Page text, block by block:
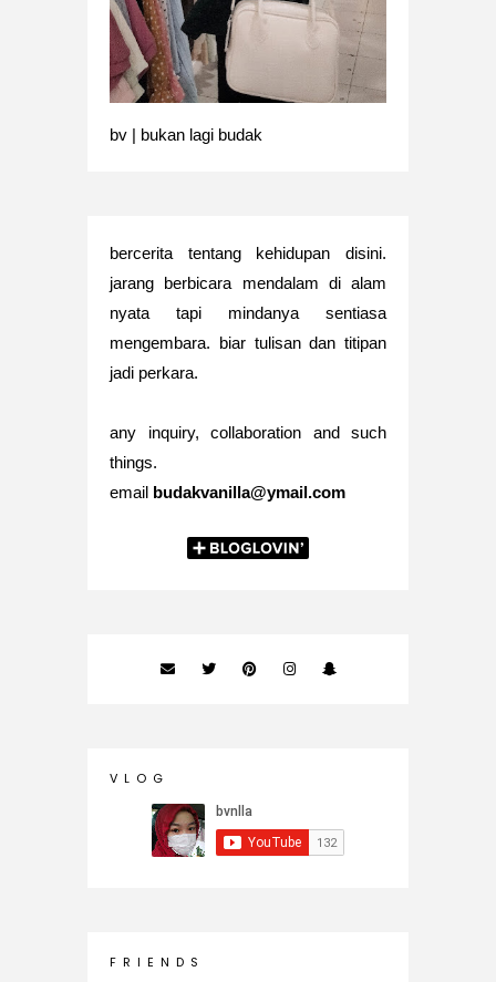
bv | bukan lagi budak
bercerita tentang kehidupan disini.
jarang berbicara mendalam di alam
nyata tapi mindanya sentiasa
mengembara. biar tulisan dan titipan
jadi perkara.
any inquiry, collaboration and such
things.
email budakvanilla@ymail.com
V L O G
F R I E N D S